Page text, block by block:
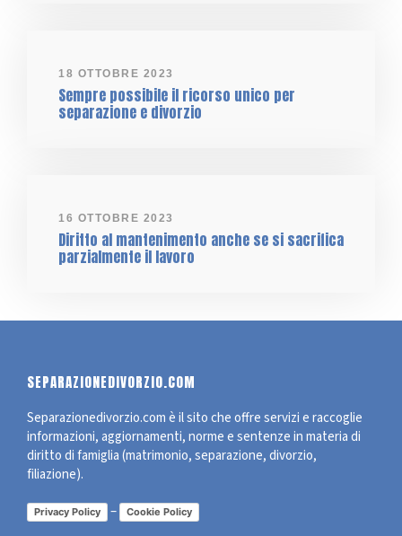
18 OTTOBRE 2023
Sempre possibile il ricorso unico per
separazione e divorzio
16 OTTOBRE 2023
Diritto al mantenimento anche se si sacrifica
parzialmente il lavoro
SEPARAZIONEDIVORZIO.COM
Separazionedivorzio.com è il sito che offre servizi e raccoglie
informazioni, aggiornamenti, norme e sentenze in materia di
diritto di famiglia (matrimonio, separazione, divorzio,
filiazione).
Privacy Policy – Cookie Policy